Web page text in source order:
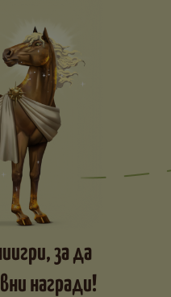
за да
награди!